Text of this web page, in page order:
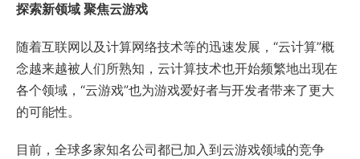
探索新领域 聚焦云游戏
随着互联网以及计算网络技术等的迅速发展，“云计算”概
念越来越被人们所熟知，云计算技术也开始频繁地出现在
各个领域，“云游戏”也为游戏爱好者与开发者带来了更大
的可能性。
目前，全球多家知名公司都已加入到云游戏领域的竞争